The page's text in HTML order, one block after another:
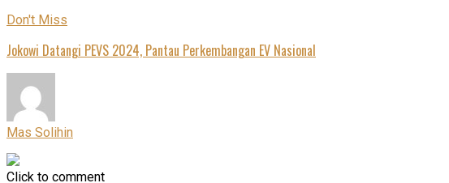
Don't Miss
Jokowi Datangi PEVS 2024, Pantau Perkembangan EV Nasional
Mas Solihin
Click to comment